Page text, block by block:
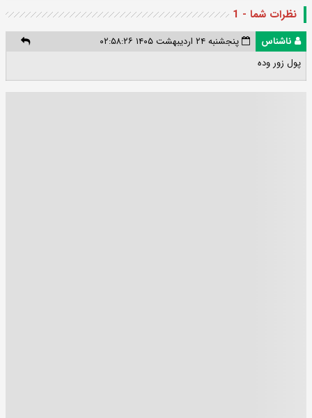
نظرات شما - 1
ناشناس
پنجشنبه ۲۴ اردیبهشت ۱۴۰۵ ۰۲:۵۸:۲۶
پول زور وده